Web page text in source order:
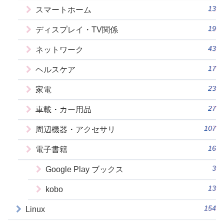
スマートホーム 13
ディスプレイ・TV関係 19
ネットワーク 43
ヘルスケア 17
家電 23
車載・カー用品 27
周辺機器・アクセサリ 107
電子書籍 16
Google Play ブックス 3
kobo 13
Linux 154